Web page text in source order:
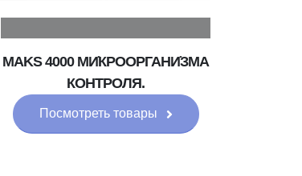
MAKS 4000 МИ̇КРООРГАНИ̇ЗМА
КОНТРОЛЯ.
Посмотреть товары